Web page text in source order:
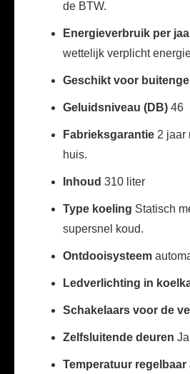
de BTW.
Energieverbruik per
wettelijk verplicht
Geschikt voor
Geluidsniveau (DB) 46
Fabrieksgarantie 2 jaar
huis.
Inhoud 310 liter
Type koeling Statisch
supersnel koud.
Ontdooisysteem
Ledverlichting in
Schakelaars voor de
Zelfsluitende deuren Ja
Temperatuur regelbaar